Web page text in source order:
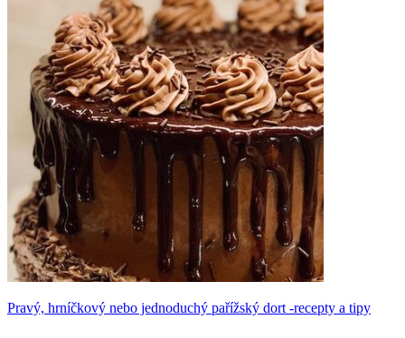
Pravý, hrníčkový nebo jednoduchý pařížský dort -recepty a tipy